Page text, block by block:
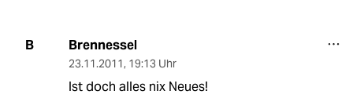
B Brennessel
23.11.2011, 19:13 Uhr
Ist doch alles nix Neues!